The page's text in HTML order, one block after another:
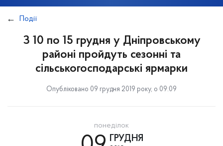
Події
З 10 по 15 грудня у Дніпровському
районі пройдуть сезонні та
сільськогосподарські ярмарки
Опубліковано 09 грудня 2019 року, о 09:09
понеділок
ГРУДНЯ